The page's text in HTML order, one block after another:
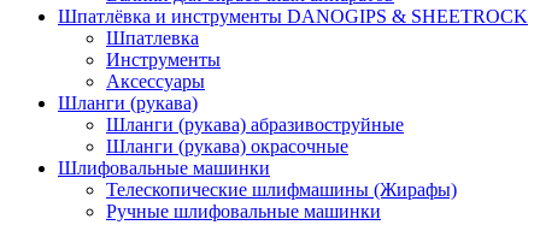
Шпатлёвка и инструменты DANOGIPS & SHEETROCK
Шпатлевка
Инструменты
Аксессуары
Шланги (рукава)
Шланги (рукава) абразивоструйные
Шланги (рукава) окрасочные
Шлифовальные машинки
Телескопические шлифмашины (Жирафы)
Ручные шлифовальные машинки